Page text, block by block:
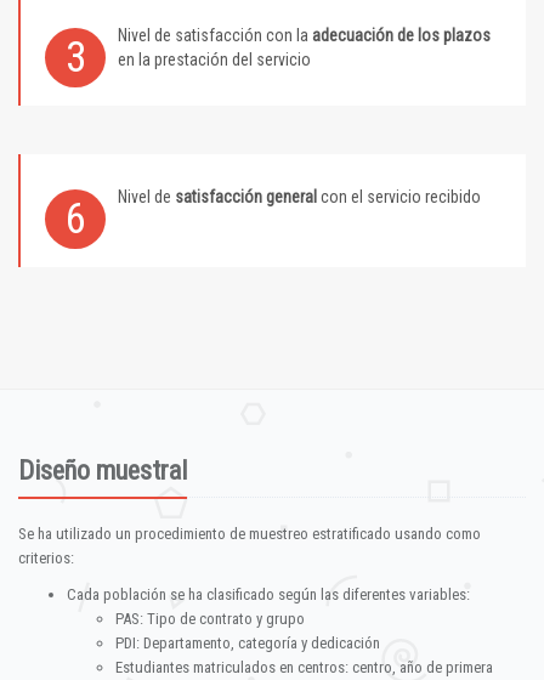
3 Nivel de satisfacción con la adecuación de los plazos
en la prestación del servicio
6 Nivel de satisfacción general con el servicio recibido
Diseño muestral
Se ha utilizado un procedimiento de muestreo estratificado usando como
criterios:
Cada población se ha clasificado según las diferentes variables:
PAS: Tipo de contrato y grupo
PDI: Departamento, categoría y dedicación
Estudiantes matriculados en centros: centro, año de primera